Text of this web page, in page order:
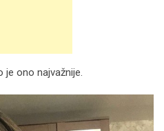
je ono najvažnije.